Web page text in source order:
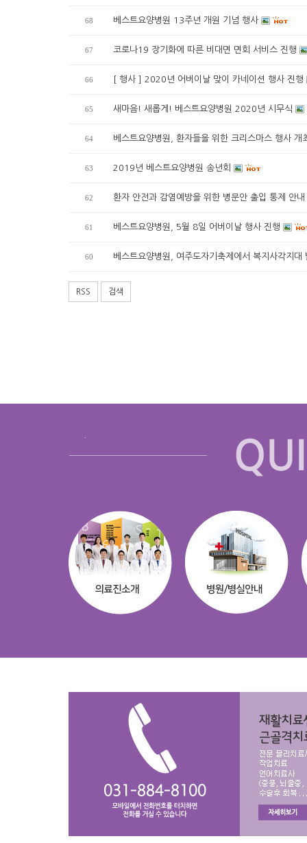
68 베스트요양병원 13주년 개원 기념 행사
67 코로나19 장기화에 따른 비대면 면회 서비스 진행
66 [ 행사 ] 2020년 어버이날 맞이 카네이션 행사 진행
65 새마음! 새롭게! 베스트요양병원 2020년 시무식
64 베스트요양병원, 환자들을 위한 크리스마스 행사 개
63 2019년 베스트요양병원 송년회
62 환자 안전과 감염예방을 위한 병문안 출입 통제 안내
61 베스트요양병원, 5월 8일 어버이날 행사 진행
60 베스트요양병원, 여주도자기축제에서 복지사각지
RSS 검색